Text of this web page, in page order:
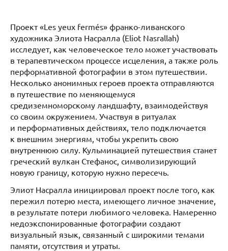
Проект «Les yeux fermés» франко-ливанского
художника Элиота Насралла (Eliot Nasrallah)
исследует, как человеческое тело может участвовать
в терапевтическом процессе исцеления, а также роль
перформативной фотографии в этом путешествии.
Несколько анонимных героев проекта отправляются
в путешествие по меняющемуся
средиземноморскому ландшафту, взаимодействуя
со своим окружением. Участвуя в ритуалах
и перформативных действиях, тело подключается
к внешним энергиям, чтобы укрепить свою
внутреннюю силу. Кульминацией путешествия станет
греческий вулкан Стефанос, символизирующий
новую границу, которую нужно пересечь.
Элиот Насралла инициировал проект после того, как
пережил потерю места, имеющего личное значение,
в результате потери любимого человека. Намеренно
недоэкспонированные фотографии создают
визуальный язык, связанный с широкими темами
памяти, отсутствия и утраты.